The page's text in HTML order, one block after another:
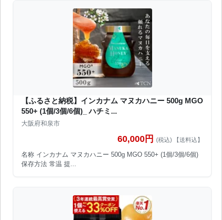
【ふるさと納税】インカナム マヌカハニー 500g MGO
550+ (1個/3個/6個)_ ハチミ...
大阪府和泉市
60,000円 (税込) 【送料込】
名称 インカナム マヌカハニー 500g MGO 550+ (1個/3個/6個)
保存方法 常温 提...